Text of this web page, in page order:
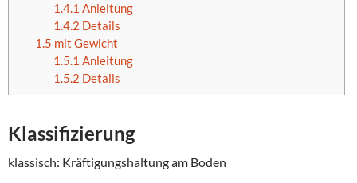
1.4.1 Anleitung
1.4.2 Details
1.5 mit Gewicht
1.5.1 Anleitung
1.5.2 Details
Klassifizierung
klassisch: Kräftigungshaltung am Boden